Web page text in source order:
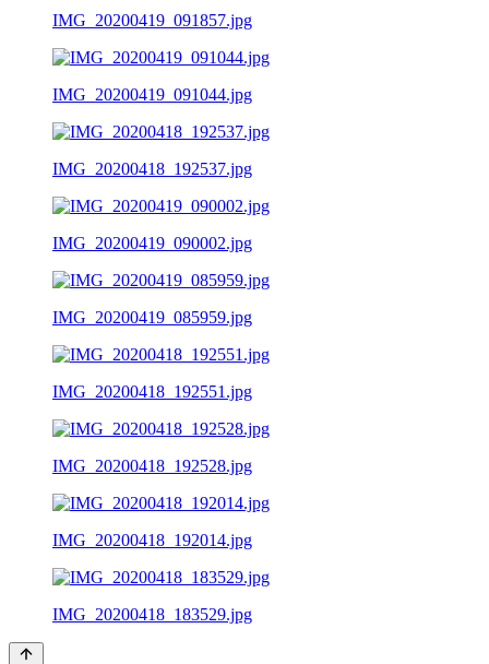
IMG_20200419_091857.jpg
IMG_20200419_091044.jpg
IMG_20200418_192537.jpg
IMG_20200419_090002.jpg
IMG_20200419_085959.jpg
IMG_20200418_192551.jpg
IMG_20200418_192528.jpg
IMG_20200418_192014.jpg
IMG_20200418_183529.jpg